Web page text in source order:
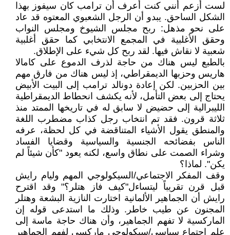
لست أزعم أنني كنت أعرف أن ترامب كان سيفوز بهذا
الشكل الساحق. يبدو أن الرجل الشعبوي المعتوه قد عاد
على نحو مذهل: ربح مجلس الشيوخ ومجلس النواب
وحقق الأغلبية في المجمع الانتخابي كما حقق أغلبية
شعبية لا نقاش فيها. لقد ربح كل شيء على الإطلاق.
بالطبع ليس هناك من حاجة لذرف الدموع على كامالا
هاريس وحزبها الديمقراطي، إذ ليس هناك من فارق مهم
بين الحزبين. لكن إعادة دونالد ترامب إلى البيت الأبيض
يحتاج إلى بعض التأمل، لأنه يكشف انحطاط الديمقراطية
الليبرالية إلى حضيض لا سابق له في تاريخها الممتد منذ
ثلاثة قرون. فقد تم انتخاب رجل كذاب مضطرب اللغة
والمنطق يقول الأشياء المتناقضة في كل لحظة، عرفه
الناس بفضائحه الجنسية والسياسية وقضايا الفساد
وشراء الصمت على نطاق واسع، لكنه يعود "كأن شيئاً لم
يكن". لماذا؟
وقف المفكر الاجتماعي/السيكولوجي المهم وليام رايش
قبل قرن تقريباً ليتساءل"كيف فاز هتلر؟" وقد اقترح
رايش أن الجماهير الألمانية اختارت النازية البشعة وهتلر
المجنون عن طيب خاطر. وذلك ما استدعى قوله إن
الماركسية لا تفهم الجماهير، وأن هناك حاجة ماسة إلى
علم اجتماع سياسي/سيكولوجي ماركسي لفهم الجماهير